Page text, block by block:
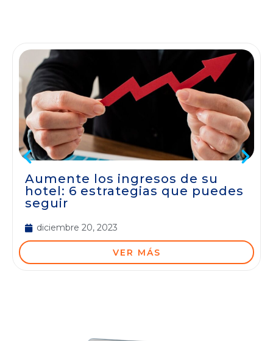
Aumente los ingresos de su
hotel: 6 estrategias que puedes
seguir
diciembre 20, 2023
VER MÁS